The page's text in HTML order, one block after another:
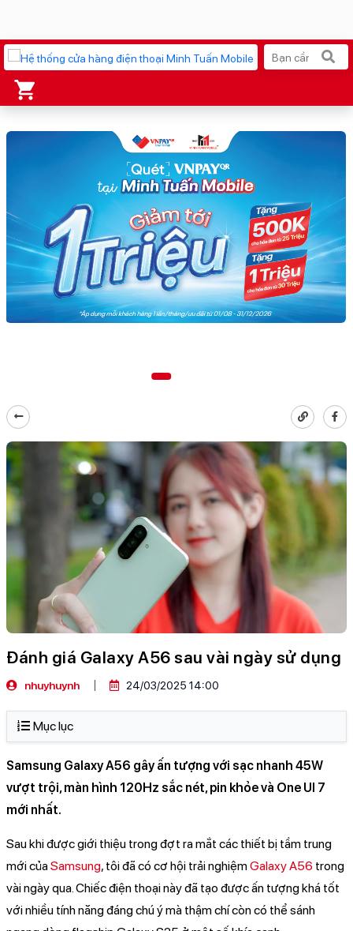
iPhone 17 Pro Max MacBook Neo giá tốt
AirTag 2 Mới Galaxy Z8 Series
AirPods 4 OPPO Reno16
Apple Watch S11 Ốp lưng Pitaka
Osmo Pocket 4 Ốp lưng Apple
Loa Marshall Cốc sạc Apple
Đánh giá Galaxy A56 sau vài ngày sử dụng
nhuyhuynh 24/03/2025 14:00
Mục lục
Samsung Galaxy A56 gây ấn tượng với sạc nhanh 45W
vượt trội, màn hình 120Hz sắc nét, pin khỏe và One UI 7
mới nhất.
Sau khi được giới thiệu trong đợt ra mắt các thiết bị tầm trung
mới củaSamsung, tôi đã có cơ hội trải nghiệmGalaxy A56 trong
vài ngày qua. Chiếc điện thoại này đã tạo được ấn tượng khá tốt
với nhiều tính năng đáng chú ý mà thậm chí còn có thể sánh